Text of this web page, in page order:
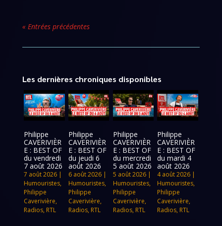
« Entrées précédentes
Les dernières chroniques disponibles
Philippe
CAVERIVIÈR
E : BEST OF
du vendredi
7 août 2026
7 août 2026 |
Humouristes,
Philippe
Caverivière,
Radios, RTL
Philippe
CAVERIVIÈR
E : BEST OF
du jeudi 6
août 2026
6 août 2026|
Humouristes,
Philippe
Caverivière,
Radios, RTL
Philippe
CAVERIVIÈR
E : BEST OF
du mercredi
5 août 2026
5 août 2026|
Humouristes,
Philippe
Caverivière,
Radios, RTL
Philippe
CAVERIVIÈR
E : BEST OF
du mardi 4
août 2026
4 août 2026 |
Humouristes,
Philippe
Caverivière,
Radios, RTL